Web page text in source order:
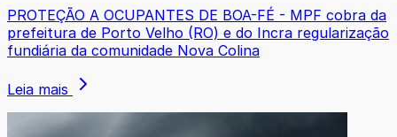
PROTEÇÃO A OCUPANTES DE BOA-FÉ - MPF cobra da
prefeitura de Porto Velho (RO) e do Incra regularização
fundiária da comunidade Nova Colina
Leia mais